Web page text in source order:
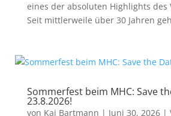
eines der absoluten Highlights des
Seit mittlerweile über 30 Jahren
Sommerfest beim MHC: Save
23.8.2026!
von Kai Bartmann | Juni 30, 2026|